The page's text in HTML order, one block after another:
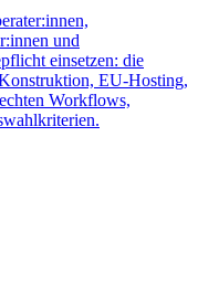
und
einsetzen: die
EU-Hosting,
Workflows,